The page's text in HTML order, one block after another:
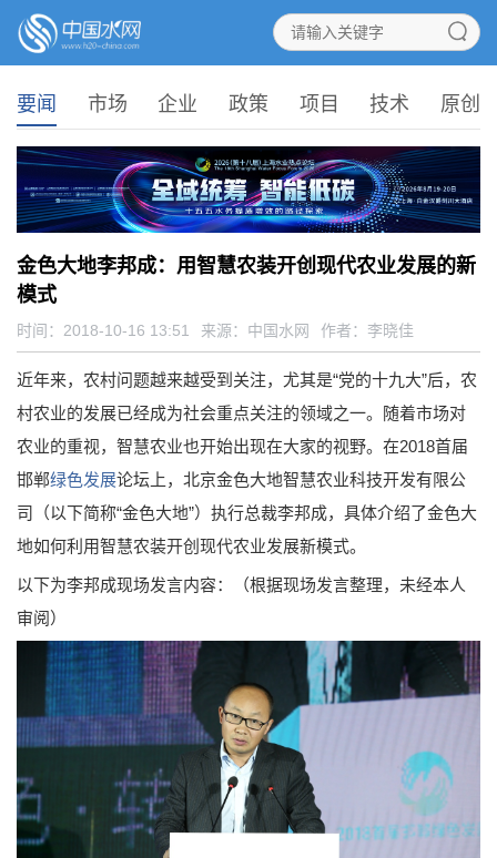
要闻 市场 企业 政策 项目 技术 原创
金色大地李邦成：用智慧农装开创现代农业发展的新
模式
时间：2018-10-16 13:51 来源： 中国水网 作者：李晓佳
近年来，农村问题越来越受到关注，尤其是“党的十九大”后，农
村农业的发展已经成为社会重点关注的领域之一。随着市场对
农业的重视，智慧农业也开始出现在大家的视野。在2018首届
邯郸绿色发展论坛上，北京金色大地智慧农业科技开发有限公
司（以下简称“金色大地”）执行总裁李邦成，具体介绍了金色大
地如何利用智慧农装开创现代农业发展新模式。
以下为李邦成现场发言内容：（根据现场发言整理，未经本人
审阅）